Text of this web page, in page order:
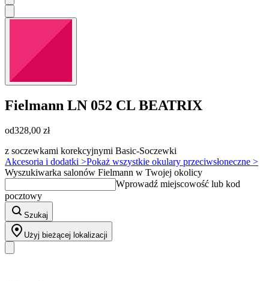
Fielmann LN 052 CL BEATRIX
od328,00 zł
z soczewkami korekcyjnymi Basic-Soczewki
Akcesoria i dodatki >Pokaż wszystkie okulary przeciwsłoneczne >
Wyszukiwarka salonów Fielmann w Twojej okolicy
Wprowadź miejscowość lub kod
pocztowy
Szukaj
Użyj bieżącej lokalizacji